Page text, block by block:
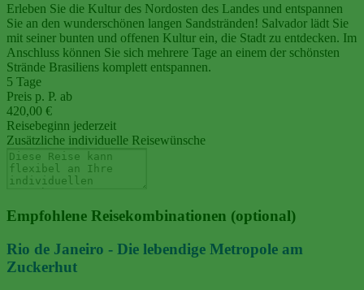
Erleben Sie die Kultur des Nordosten des Landes und entspannen
Sie an den wunderschönen langen Sandstränden! Salvador lädt Sie
mit seiner bunten und offenen Kultur ein, die Stadt zu entdecken. Im
Anschluss können Sie sich mehrere Tage an einem der schönsten
Strände Brasiliens komplett entspannen.
5 Tage
Preis p. P. ab
420,00 €
Reisebeginn jederzeit
Zusätzliche individuelle Reisewünsche
Empfohlene Reisekombinationen (optional)
Rio de Janeiro - Die lebendige Metropole am
Zuckerhut